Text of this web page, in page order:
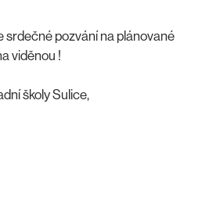
pozvání na plánované
viděnou !
školy Sulice,